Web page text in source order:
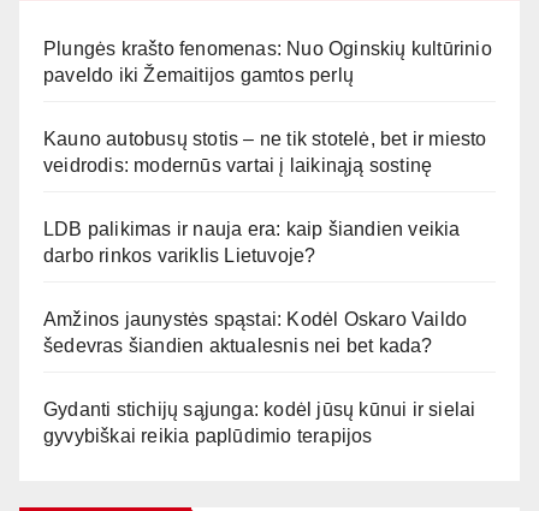
Plungės krašto fenomenas: Nuo Oginskių kultūrinio
paveldo iki Žemaitijos gamtos perlų
Kauno autobusų stotis – ne tik stotelė, bet ir miesto
veidrodis: modernūs vartai į laikinąją sostinę
LDB palikimas ir nauja era: kaip šiandien veikia
darbo rinkos variklis Lietuvoje?
Amžinos jaunystės spąstai: Kodėl Oskaro Vaildo
šedevras šiandien aktualesnis nei bet kada?
Gydanti stichijų sąjunga: kodėl jūsų kūnui ir sielai
gyvybiškai reikia paplūdimio terapijos